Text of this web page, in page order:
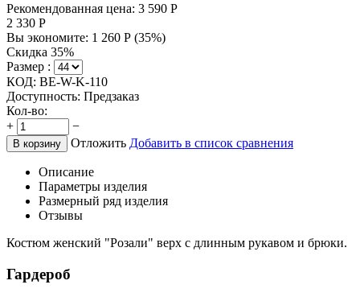
Рекомендованная цена: 3 590 Р
2 330 Р
Вы экономите: 1 260 Р (35%)
Скидка 35%
Размер :
КОД: BE-W-K-110
Доступность: Предзаказ
Кол-во:
+
−
В корзину Отложить Добавить в список сравнения
Описание
Параметры изделия
Размерный ряд изделия
Отзывы
Костюм женский "Розали" верх с длинным рукавом и брюки.
Гардероб